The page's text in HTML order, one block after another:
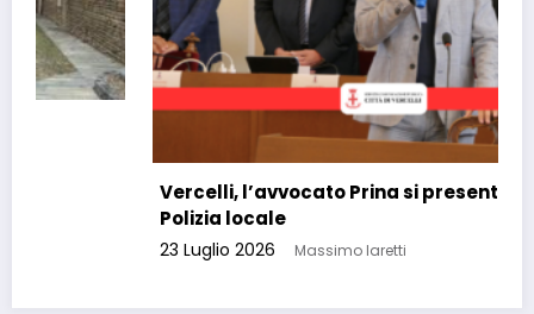
Vercelli, l’avvocato Prina si presenta alla
Polizia locale
Massimo Iaretti